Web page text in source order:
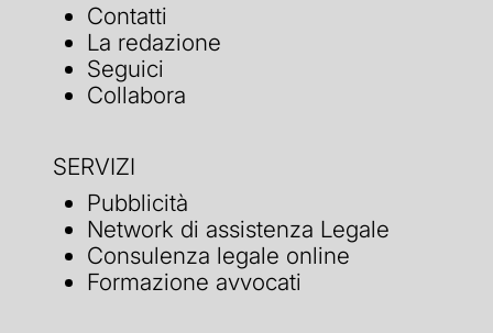
Contatti
La redazione
Seguici
Collabora
SERVIZI
Pubblicità
Network di assistenza Legale
Consulenza legale online
Formazione avvocati